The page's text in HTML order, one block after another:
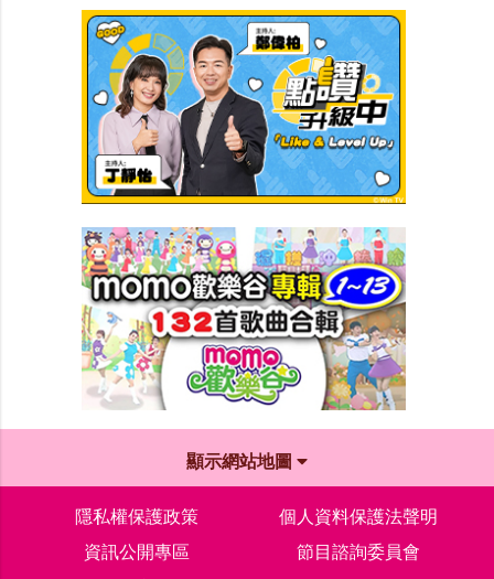
顯示網站地圖
隱私權保護政策
個人資料保護法聲明
資訊公開專區
節目諮詢委員會